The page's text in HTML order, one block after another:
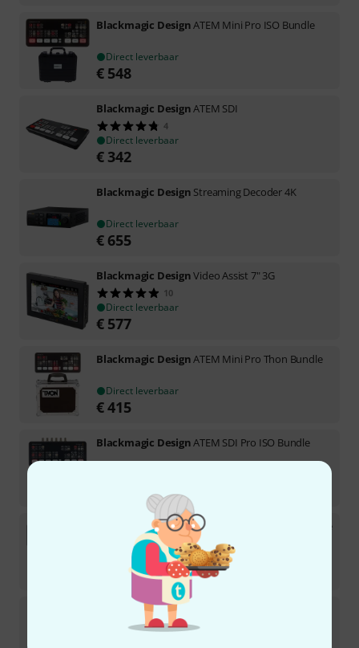
Blackmagic DesignATEM Mini Pro ISO Bundle
Direct leverbaar
€ 548
Blackmagic DesignATEM SDI
4
Direct leverbaar
€ 342
Blackmagic Design Streaming Decoder 4K
Direct leverbaar
€ 655
Blackmagic DesignVideo Assist 7" 3G
10
Direct leverbaar
€ 577
Blackmagic DesignATEM Mini Pro Thon Bundle
Direct leverbaar
€415
Blackmagic DesignATEM SDI Pro ISO Bundle
Blackmagic DesignATEM SDI Extreme ISO Bundle
Direct leverbaar
1.725
Blackmagic Design